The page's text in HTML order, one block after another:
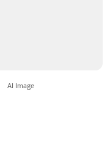
AI Image